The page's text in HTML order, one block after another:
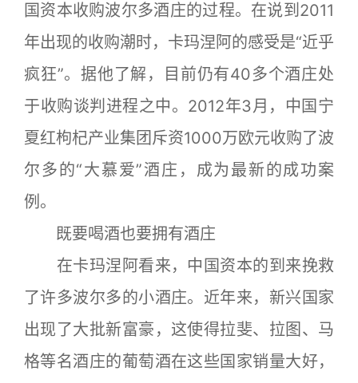
国资本收购波尔多酒庄的过程。在说到2011
年出现的收购潮时，卡玛涅阿的感受是“近乎
疯狂”。据他了解，目前仍有40多个酒庄处
于收购谈判进程之中。2012年3月，中国宁
夏红枸杞产业集团斥资1000万欧元收购了波
尔多的“大慕爱”酒庄，成为最新的成功案
例。
既要喝酒也要拥有酒庄
在卡玛涅阿看来，中国资本的到来挽救
了许多波尔多的小酒庄。近年来，新兴国家
出现了大批新富豪，这使得拉斐、拉图、马
格等名酒庄的葡萄酒在这些国家销量大好，